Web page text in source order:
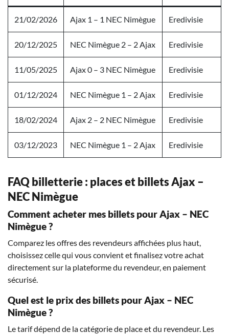
21/02/2026 Ajax 1 – 1 NEC Nimègue Eredivisie
20/12/2025 NEC Nimègue 2 – 2 Ajax Eredivisie
11/05/2025 Ajax 0 – 3 NEC Nimègue Eredivisie
01/12/2024 NEC Nimègue 1 – 2 Ajax Eredivisie
18/02/2024 Ajax 2 – 2 NEC Nimègue Eredivisie
03/12/2023 NEC Nimègue 1 – 2 Ajax Eredivisie
FAQ billetterie : places et billets Ajax –
NEC Nimègue
Comment acheter mes billets pour Ajax – NEC
Nimègue ?
Comparez les offres des revendeurs affichées plus haut,
choisissez celle qui vous convient et finalisez votre achat
directement sur la plateforme du revendeur, en paiement
sécurisé.
Quel est le prix des billets pour Ajax – NEC
Nimègue ?
Le tarif dépend de la catégorie de place et du revendeur. Les